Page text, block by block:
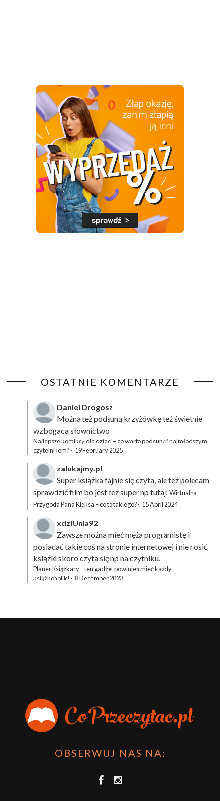
OSTATNIE KOMENTARZE
Daniel Drogosz
Można też podsuną krzyżówkęteż świetnie
wzbogaca słownictwo
Najlepsze komiksy dla dzieci – co warto podsunąć najmłodszym
czytelnikom? · 19 February 2025
zalukajmy.pl
Super książka fajnie się czyta, ale też polecam
sprawdzić film bo jest też super np tutaj: Wirtualna
Przygoda Pana Kleksa – co to takiego? · 15 April 2024
xdziUnia92
Zawsze można mieć męża programistę i
posiadać takie coś na stronie internetowej i nie nosić
książki skoro czyta się np na czytniku.
Planer Książkary – ten gadżet powinien mieć każdy
książkoholik! · 8 December 2023
OBSERWUJ NAS NA: